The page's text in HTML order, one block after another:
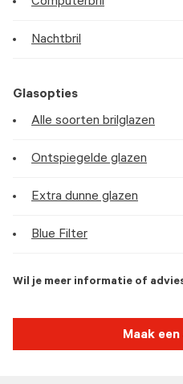
Nachtbril
Glasopties
Alle soorten brilglazen
Ontspiegelde glazen
Extra dunne glazen
Blue Filter
Wil je meer informatie of
Maak